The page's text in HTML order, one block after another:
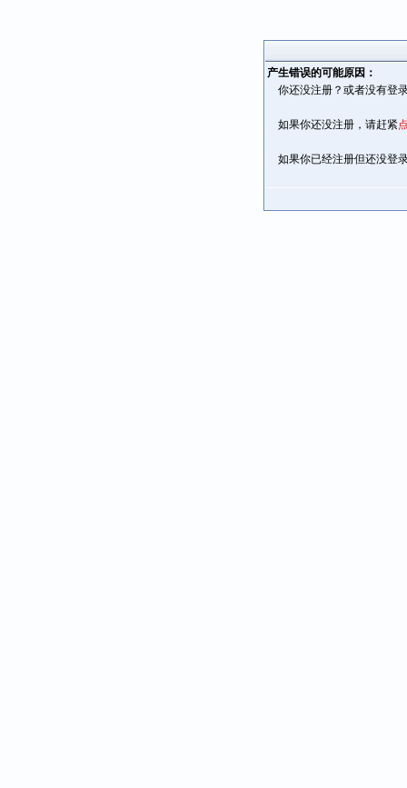
产生错误的可能原因：
你还没注册？或者没有登
如果你还没注册，请赶紧
如果你已经注册但还没登